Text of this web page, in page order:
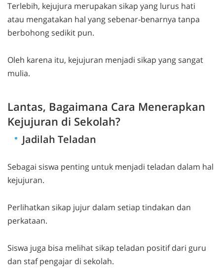
Terlebih, kejujura merupakan sikap yang lurus hati
atau mengatakan hal yang sebenar-benarnya tanpa
berbohong sedikit pun.
Oleh karena itu, kejujuran menjadi sikap yang sangat
mulia.
Lantas, Bagaimana Cara Menerapkan
Kejujuran di Sekolah?
Jadilah Teladan
Sebagai siswa penting untuk menjadi teladan dalam hal
kejujuran.
Perlihatkan sikap jujur dalam setiap tindakan dan
perkataan.
Siswa juga bisa melihat sikap teladan positif dari guru
dan staf pengajar di sekolah.